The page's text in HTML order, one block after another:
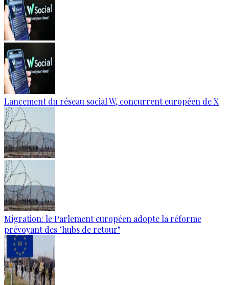
Lancement du réseau social W, concurrent européen de X
Migration: le Parlement européen adopte la réforme
prévoyant des "hubs de retour"